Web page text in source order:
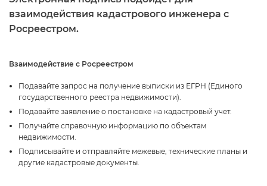
заимодействия кадастрового инженера с
Росреестром.
заимодействие с Росреестром
Подавайте запрос на получение выписки из ЕГРН (Единого
осударственного реестра недвижимости).
Подавайте заявление о постановке на кадастровый учет.
Получайте справочную информацию по объектам
недвижимости.
Подписывайте и отправляйте межевые, технические планы и
другие кадастровые документы.